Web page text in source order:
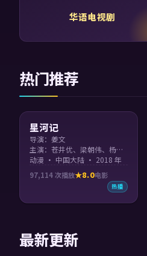
华语电视剧
热门推荐
星河记
导演：姜文
主演：苍井优、梁朝伟、杨幂、易烊千玺
动漫 · 中国大陆 · 2018 年
97,114次播放 8.0电影
热播
最新更新